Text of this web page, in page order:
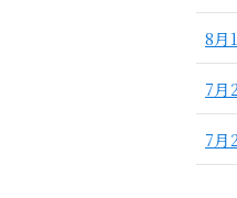
8月
7
7